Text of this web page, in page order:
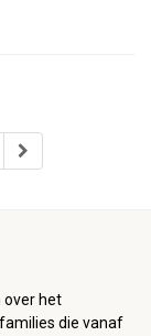
over het
die vanaf